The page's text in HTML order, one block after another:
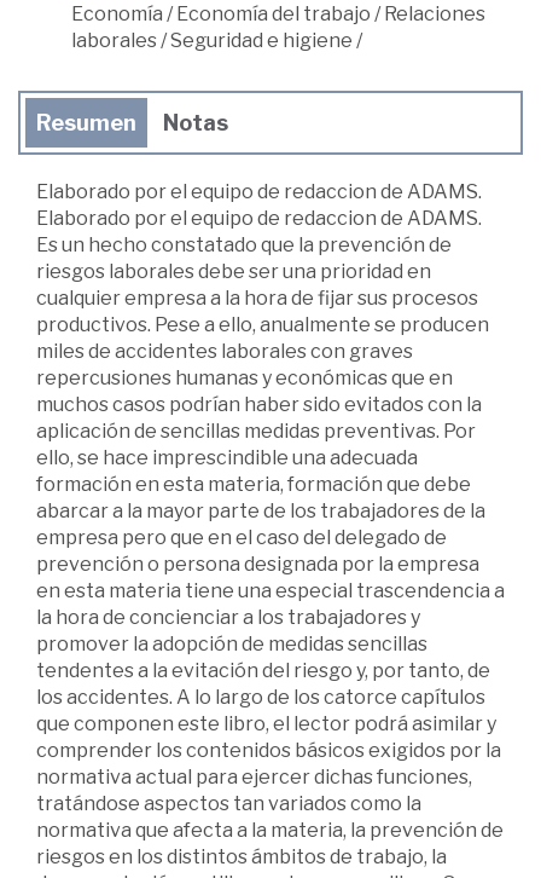
Economía /Economía del trabajo /Relaciones
laborales/Seguridad e higiene /
Resumen Notas
Elaborado por el equipo de redaccion de ADAMS.
Elaborado por el equipo de redaccion de ADAMS.
Es un hecho constatado que la prevención de
riesgos laborales debe ser una prioridad en
cualquier empresa a la hora de fijar sus procesos
productivos. Pese a ello, anualmente se producen
miles de accidentes laborales con graves
repercusiones humanas y económicas que en
muchos casos podrían haber sido evitados con la
aplicación de sencillas medidas preventivas. Por
ello, se hace imprescindible una adecuada
formación en esta materia, formación que debe
abarcar a la mayor parte de los trabajadores de la
empresa pero que en el caso del delegado de
prevención o persona designada por la empresa
en esta materia tiene una especial trascendencia a
la hora de concienciar a los trabajadores y
promover la adopción de medidas sencillas
tendentes a la evitación del riesgo y, por tanto, de
los accidentes. A lo largo de los catorce capítulos
que componen este libro, el lector podrá asimilar y
comprender los contenidos básicos exigidos por la
normativa actual para ejercer dichas funciones,
tratándose aspectos tan variados como la
normativa que afecta a la materia, la prevención de
riesgos en los distintos ámbitos de trabajo, la